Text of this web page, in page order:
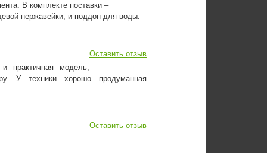
В комплекте поставки –
нержавейки, и поддон для воды.
Оставить отзыв
практичная модель,
У техники хорошо продуманная
Оставить отзыв